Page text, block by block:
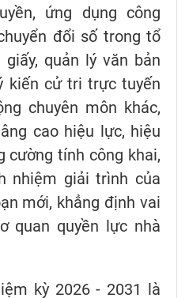
ứng dụng công
đổi số trong tổ
quản lý văn bản
kiến cử tri trực tuyến
chuyên môn khác,
cao hiệu lực, hiệu
cường tính công khai,
nhiệm giải trình của
mới, khẳng định vai
quan quyền lực nhà
kỳ 2026 - 2031 là